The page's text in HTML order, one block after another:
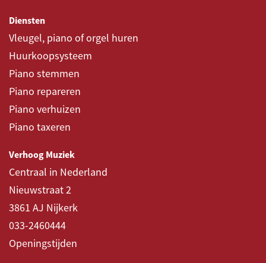
Diensten
Vleugel, piano of orgel huren
Huurkoopsysteem
Piano stemmen
Piano repareren
Piano verhuizen
Piano taxeren
Verhoog Muziek
Centraal in Nederland
Nieuwstraat 2
3861 AJ Nijkerk
033-2460444
Openingstijden